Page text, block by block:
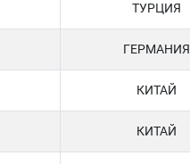
ТУРЦИЯ
ГЕРМАНИЯ
КИТАЙ
КИТАЙ